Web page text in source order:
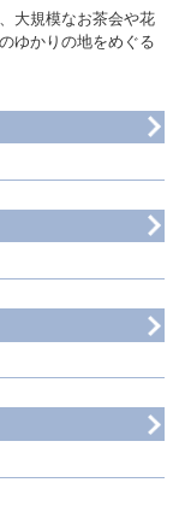
大規模なお茶会や花
ゆかりの地をめぐる